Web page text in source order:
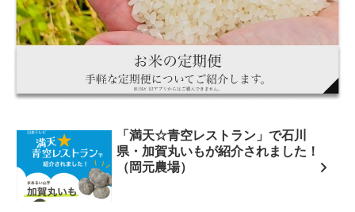
「満天☆青空レストラン」で石川
県・加賀丸いもが紹介されました！
（岡元農場）